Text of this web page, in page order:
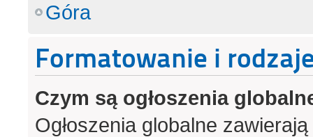
Góra
Formatowanie i
Czym są ogłoszenia
Ogłoszenia globalne